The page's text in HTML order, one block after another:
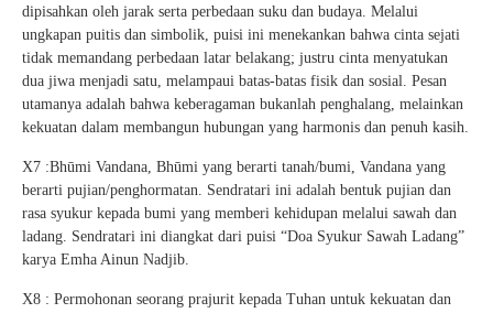
dipisahkan oleh jarak serta perbedaan suku dan budaya. Melalui
ungkapan puitis dan simbolik, puisi ini menekankan bahwa cinta sejati
tidak memandang perbedaan latar belakang; justru cinta menyatukan
dua jiwa menjadi satu, melampaui batas-batas fisik dan sosial. Pesan
utamanya adalah bahwa keberagaman bukanlah penghalang, melainkan
kekuatan dalam membangun hubungan yang harmonis dan penuh kasih.
X7 :Bhūmi Vandana, Bhūmi yang berarti tanah/bumi, Vandana yang
berarti pujian/penghormatan. Sendratari ini adalah bentuk pujian dan
rasa syukur kepada bumi yang memberi kehidupan melalui sawah dan
ladang. Sendratari ini diangkat dari puisi “Doa Syukur Sawah Ladang”
karya Emha Ainun Nadjib.
X8 : Permohonan seorang prajurit kepada Tuhan untuk kekuatan dan